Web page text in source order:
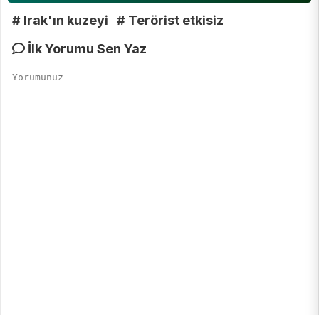
# Irak'ın kuzeyi
# Terörist etkisiz
İlk Yorumu Sen Yaz